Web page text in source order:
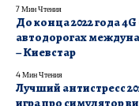
7 Мин Чтения
До конца 2022 года
автодорогах
– Киевстар
4 Мин Чтения
Лучший антистресс
игра про симулятор